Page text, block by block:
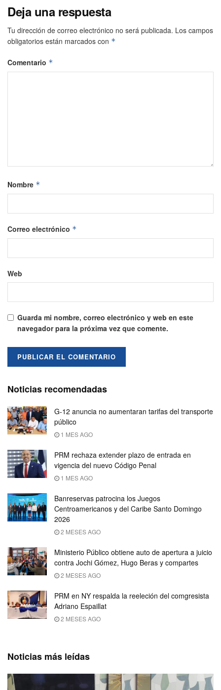
Deja una respuesta
Tu dirección de correo electrónico no será publicada. Los campos
obligatorios están marcados con *
Comentario *
Nombre *
Correo electrónico *
Web
Guarda mi nombre, correo electrónico y web en este
navegador para la próxima vez que comente.
Noticias recomendadas
G-12 anuncia no aumentaran tarifas del transporte
público
1 MES AGO
PRM rechaza extender plazo de entrada en
vigencia del nuevo Código Penal
1 MES AGO
Banreservas patrocina los Juegos
Centroamericanos y del Caribe Santo Domingo
2026
2 MESES AGO
Ministerio Público obtiene auto de apertura a juicio
contra Jochi Gómez, Hugo Beras y compartes
2 MESES AGO
PRM en NY respalda la reeleción del comgresista
Adriano Espaillat
2 MESES AGO
Noticias más leídas